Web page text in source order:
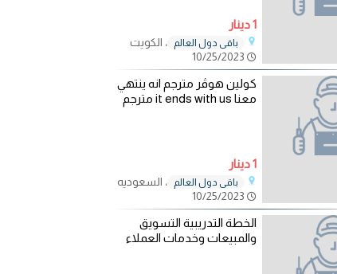
1 دينار
باقي دول العالم
، الكويت
10/25/2023
كولين هوڤر مترجم انه ينتهي
معنا it ends with us مترجم
1 دينار
باقي دول العالم
، السعوديه
10/25/2023
الخطة التدريبية التسويق
والمبيعات وخدمات العملاء